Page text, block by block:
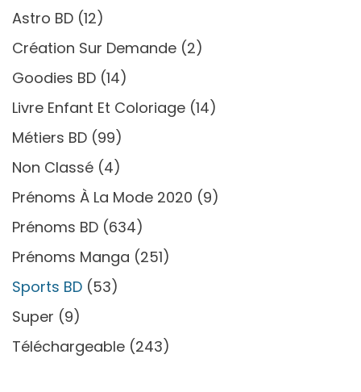
Astro BD (12)
Création Sur Demande (2)
Goodies BD (14)
Livre Enfant Et Coloriage (14)
Métiers BD (99)
Non Classé (4)
Prénoms À La Mode 2020 (9)
Prénoms BD (634)
Prénoms Manga (251)
Sports BD (53)
Super (9)
Téléchargeable (243)